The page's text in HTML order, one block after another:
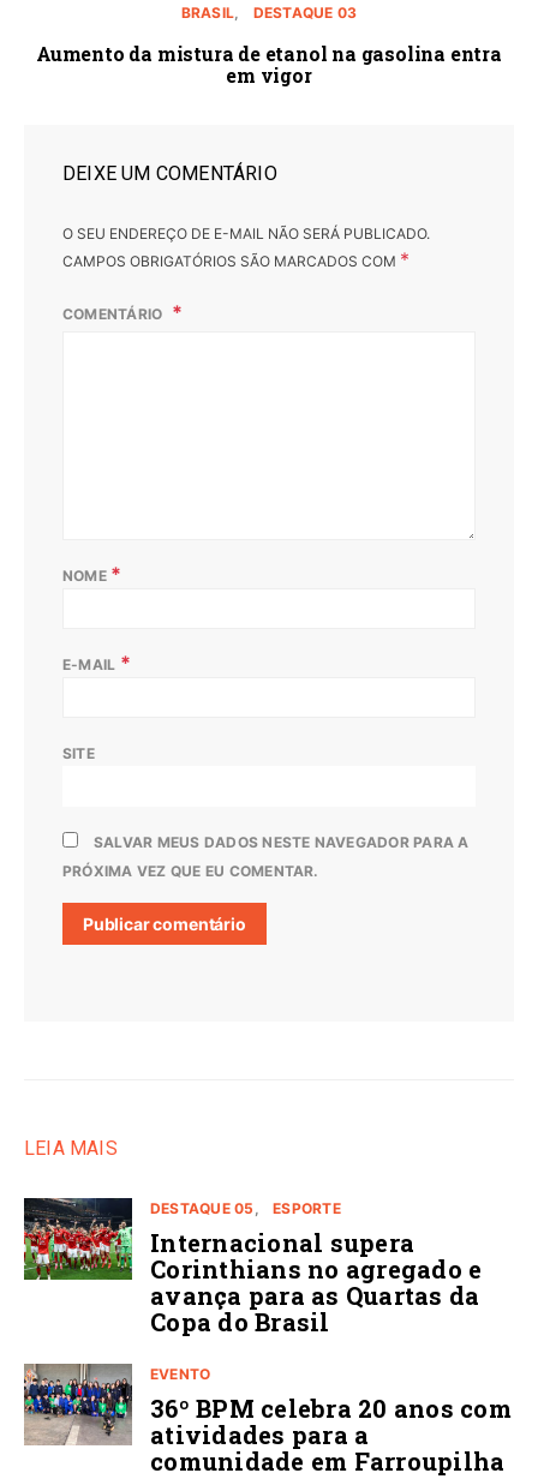
BRASIL DESTAQUE 03
Aumento da mistura de etanol na gasolina entra
em vigor
DEIXE UM COMENTÁRIO
O SEU ENDEREÇO DE E-MAIL NÃO SERÁ PUBLICADO.
CAMPOS OBRIGATÓRIOS SÃO MARCADOS COM *
COMENTÁRIO
NOME *
E-MAIL *
SITE
SALVAR MEUS DADOS NESTE NAVEGADOR PARA A
PRÓXIMA VEZ QUE EU COMENTAR.
LEIA MAIS
DESTAQUE 05 ESPORTE
Internacional supera
Corinthians no agregado e
avança para as Quartas da
Copa do Brasil
EVENTO
36º BPM celebra 20 anos com
atividades para a
comunidade em Farroupilha